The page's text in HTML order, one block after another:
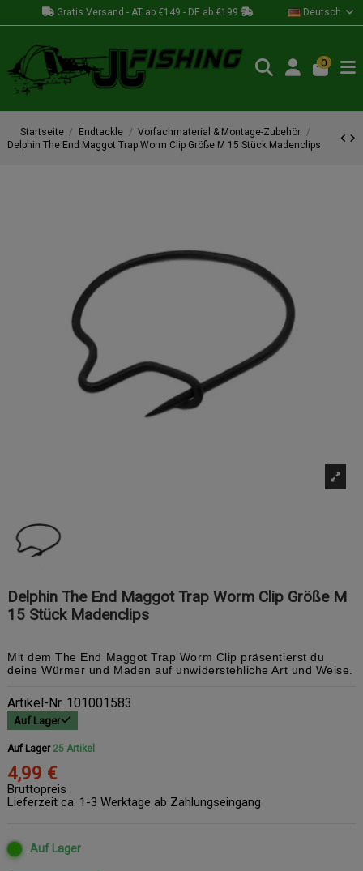
Gratis Versand - AT ab €149 - DE ab €199 Deutsch
0
Startseite Endtackle
Vorfachmaterial & Montage-Zubehör
Delphin The End Maggot Trap Worm Clip Größe M 15 Stück Madenclips
Delphin The End Maggot Trap Worm Clip Größe M
15 Stück Madenclips
Mit dem The End Maggot Trap Worm Clip präsentierst du
deine Würmer und Maden auf unwiderstehliche Art und Weise.
Artikel-Nr. 101001583
Auf Lager
Auf Lager 25 Artikel
4,99 €
Bruttopreis
Lieferzeit ca. 1-3 Werktage ab Zahlungseingang
Auf Lager